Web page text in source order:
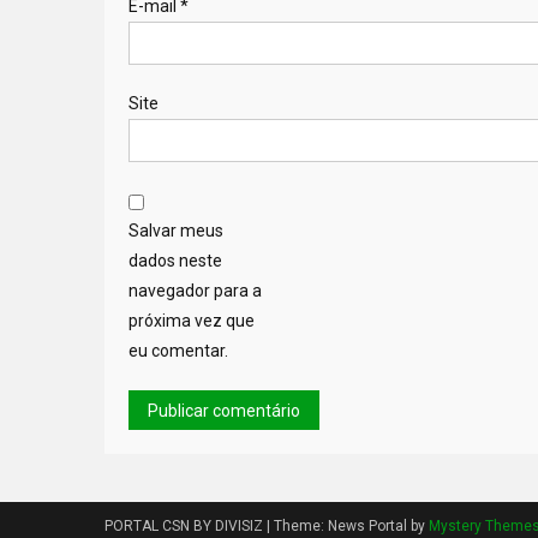
E-mail *
Site
Salvar meus
dados neste
navegador para a
próxima vez que
eu comentar.
PORTAL CSN BY DIVISIZ | Theme: News Portal by Mystery